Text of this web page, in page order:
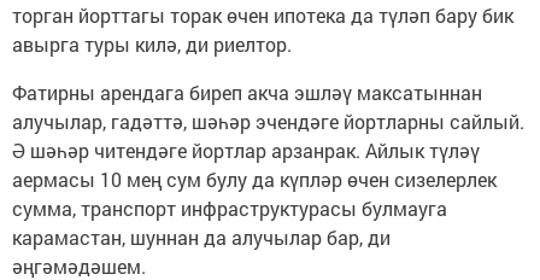
торган йорттагы торак өчен ипотека да түләп бару бик
авырга туры килә, ди риелтор.
Фатирны арендага биреп акча эшләү максатыннан
алучылар, гадәттә, шәһәр эчендәге йортларны сайлый.
Ә шәһәр читендәге йортлар арзанрак. Айлык түләү
аермасы 10 мең сум булу да күпләр өчен сизелерлек
сумма, транспорт инфраструктурасы булмауга
карамастан, шуннан да алучылар бар, ди
әңгәмәдәшем.